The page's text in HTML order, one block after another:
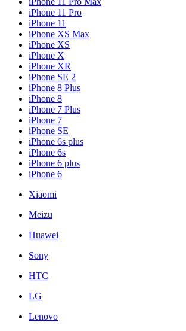
iPhone 11 Pro
iPhone 11
iPhone XS Max
iPhone XS
iPhone X
iPhone XR
iPhone SE 2
iPhone 8 Plus
iPhone 8
iPhone 7 Plus
iPhone 7
iPhone SE
iPhone 6s plus
iPhone 6s
iPhone 6 plus
iPhone 6
Xiaomi
Meizu
Huawei
Sony
HTC
LG
Lenovo